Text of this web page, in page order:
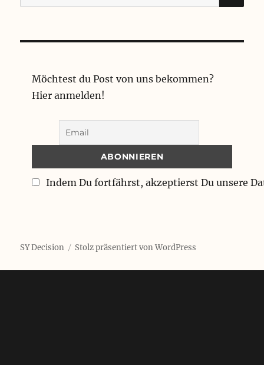
nach:
Möchtest du Post von uns bekommen?
Hier anmelden!
Indem Du fortfährst, akzeptierst Du unsere
SY Decision Stolz präsentiert von WordPress